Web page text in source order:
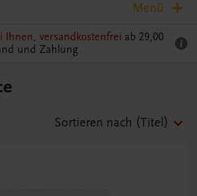
Menü
Ihnen, versandkostenfrei ab 29,00
und Zahlung
Sortieren nach (Titel)